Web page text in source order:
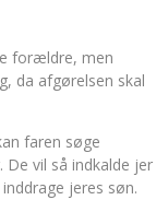
forældre, men
da afgørelsen skal
faren søge
vil så indkalde jer
jeres søn.